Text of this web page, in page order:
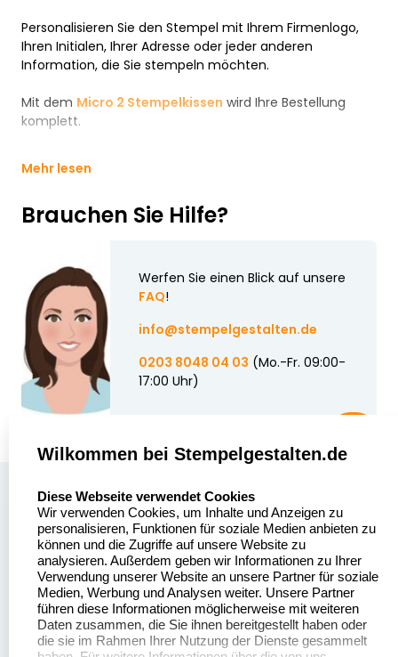
Personalisieren Sie den Stempel mit Ihrem Firmenlogo,
Ihren Initialen, Ihrer Adresse oder jeder anderen
Information, die Sie stempeln möchten.
Mit dem Micro 2 Stempelkissen wird Ihre Bestellung
komplett.
Mehr lesen
Brauchen Sie Hilfe?
Werfen Sie einen Blick auf unsere
FAQ!
info@stempelgestalten.de
0203 8048 04 03 (Mo.-Fr. 09:00-
17:00 Uhr)
Stempelgestalten.de
Asterlager Straße 97
47228 Duisburg
Deutschland
Über uns
Sitemap
Alle
Stempelinformationen
Wilkommen bei Stempelgestalten.de
Diese Webseite verwendet Cookies
Wir verwenden Cookies, um Inhalte und Anzeigen zu
personalisieren, Funktionen für soziale Medien anbieten zu
können und die Zugriffe auf unsere Website zu
analysieren. Außerdem geben wir Informationen zu Ihrer
Verwendung unserer Website an unsere Partner für soziale
Medien, Werbung und Analysen weiter. Unsere Partner
führen diese Informationen möglicherweise mit weiteren
Daten zusammen, die Sie ihnen bereitgestellt haben oder
die sie im Rahmen Ihrer Nutzung der Dienste gesammelt